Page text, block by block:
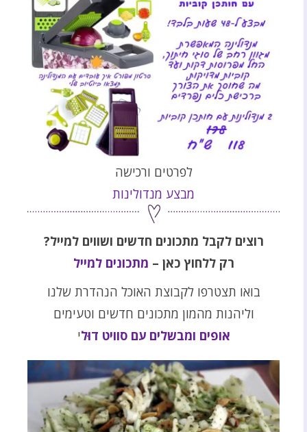
לפרטים ורכישה
מבצע מנדולינות
רוצים לקבל מתכונים חדשים ושווים למייל?
רק ללחוץ כאן – מתכונים למייל
בואו תצטרפו לקבוצת האוכל הנהדרת שלנו
וליהנות מהמון מתכונים חדשים וטעימים
אופים ומבשלים עם סוויט דוּלי